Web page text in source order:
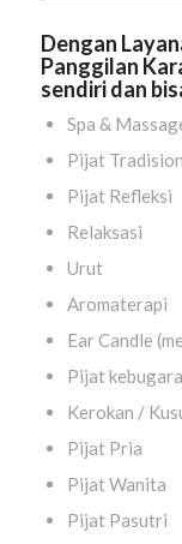
Dengan
Panggilan
sendiri dan
Spa &
Pijat
Pijat Refleksi
Relaksasi
Urut
Aromaterapi
Ear Candle
Pijat
Kerokan /
Pijat Pria
Pijat Wanita
Pijat Pasutri